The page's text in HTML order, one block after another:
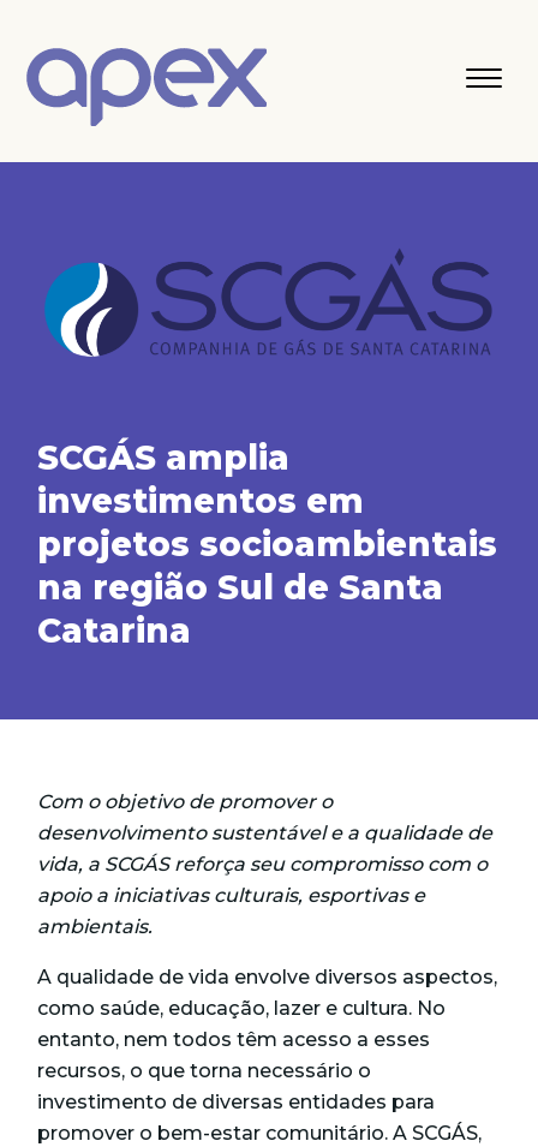
SCGÁS amplia
investimentos em
projetos socioambientais
na região Sul de Santa
Catarina
Com o objetivo de promover o
desenvolvimento sustentável e a qualidade de
vida, a SCGÁS reforça seu compromisso com o
apoio a iniciativas culturais, esportivas e
ambientais.
A qualidade de vida envolve diversos aspectos,
como saúde, educação, lazer e cultura. No
entanto, nem todos têm acesso a esses
recursos, o que torna necessário o
investimento de diversas entidades para
promover o bem-estar comunitário. A SCGÁS,